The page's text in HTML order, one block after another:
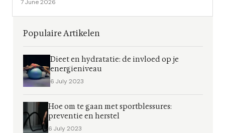
7 June 2026
Populaire Artikelen
Dieet en hydratatie: de invloed op je
energieniveau
6 July 2023
Hoe om te gaan met sportblessures:
preventie en herstel
6 July 2023